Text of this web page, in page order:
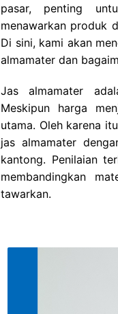
pasar, penting
menawarkan produk
Di sini, kami akan
almamater dan
Jas almamater
Meskipun harga
utama. Oleh karena
jas almamater
kantong. Penilaian
membandingkan
tawarkan.